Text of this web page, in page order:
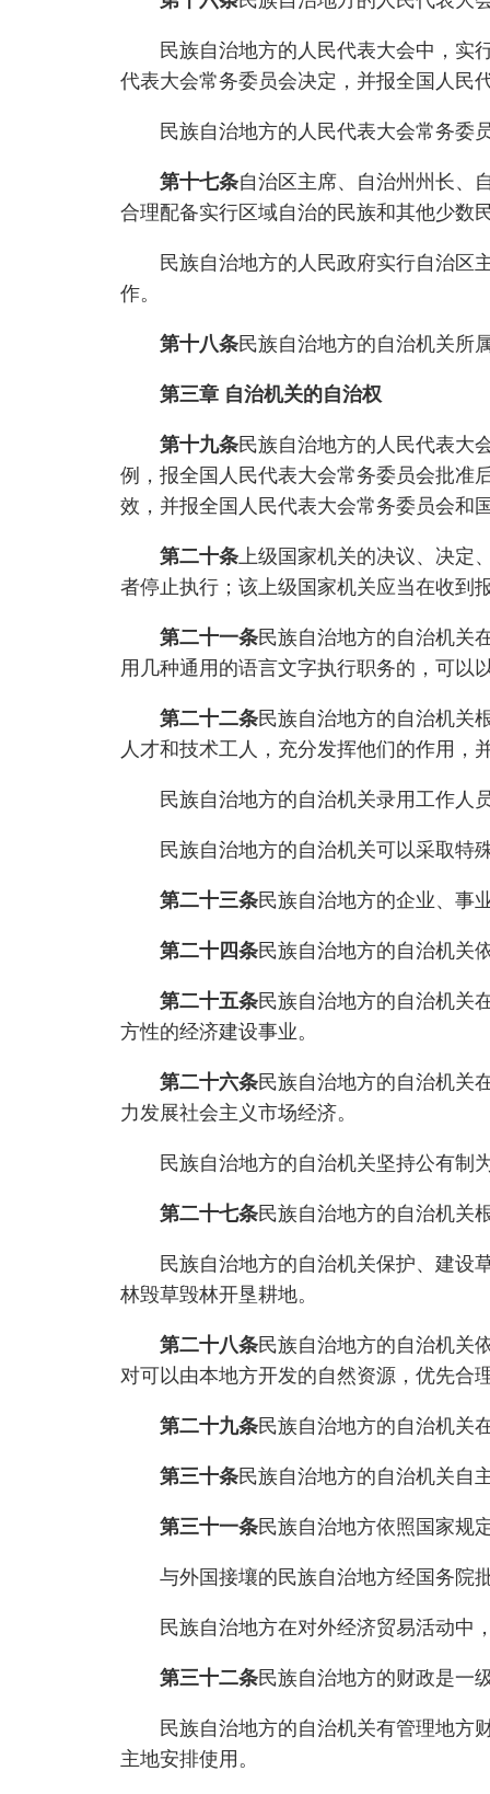
民族自治地方的人民代表大会中，实行
代表大会常务委员会决定，并报全国人民
民族自治地方的人民代表大会常务委员
第十七条自治区主席、自治州州长、
合理配备实行区域自治的民族和其他少数
民族自治地方的人民政府实行自治区主
作。
第十八条民族自治地方的自治机关所
第三章 自治机关的自治权
第十九条民族自治地方的人民代表大
例，报全国人民代表大会常务委员会批准
效，并报全国人民代表大会常务委员会和
第二十条上级国家机关的决议、决定
者停止执行；该上级国家机关应当在收到
第二十一条民族自治地方的自治机关
用几种通用的语言文字执行职务的，可以
第二十二条民族自治地方的自治机关
人才和技术工人，充分发挥他们的作用，
民族自治地方的自治机关录用工作人员
民族自治地方的自治机关可以采取特殊
第二十三条民族自治地方的企业、事
第二十四条民族自治地方的自治机关
第二十五条民族自治地方的自治机关
方性的经济建设事业。
第二十六条民族自治地方的自治机关
力发展社会主义市场经济。
民族自治地方的自治机关坚持公有制为
第二十七条民族自治地方的自治机关
民族自治地方的自治机关保护、建设草
林毁草毁林开垦耕地。
第二十八条民族自治地方的自治机关
对可以由本地方开发的自然资源，优先合
第二十九条民族自治地方的自治机关
第三十条民族自治地方的自治机关自
第三十一条民族自治地方依照国家规
与外国接壤的民族自治地方经国务院
民族自治地方在对外经济贸易活动中
第三十二条民族自治地方的财政是一
民族自治地方的自治机关有管理地方财
主地安排使用。